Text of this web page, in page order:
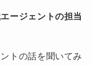
ージェントの担当
トの話を聞いてみ